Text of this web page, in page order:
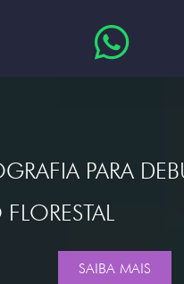
PARA
SAIBA MAIS